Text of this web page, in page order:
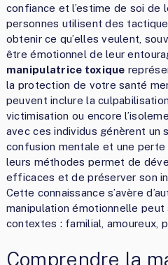
confiance et l’estime de soi de
personnes utilisent des
obtenir ce qu’elles veulent,
être émotionnel de leur
manipulatrice toxique
la protection de votre santé
peuvent inclure la
victimisation ou encore
avec ces individus génèrent un
confusion mentale et une perte
leurs méthodes permet de
efficaces et de préserver son
Cette connaissance s’avère
manipulation émotionnelle peut
contextes : familial, amoureux,
Comprendre la